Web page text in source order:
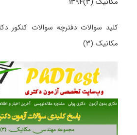
کلید سوالات دفترچه سوالات کنکور
مکانیک (۳)